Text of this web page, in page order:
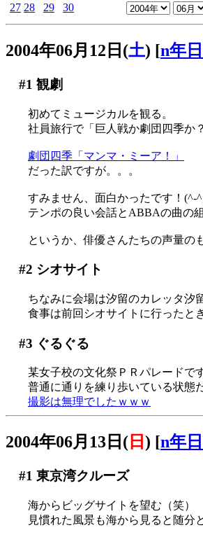
27 28 29 30
2004年06月12日(土) [n年
#1 観劇
初めてミュージカルを観る。
社員旅行で「巨人戦か劇団四季か
劇団四季「マンマ・ミーア！」
だった訳ですが。。。
すみません、面白かったです！(^-
テンポの良い会話とABBAの曲の
というか、俳優さんたちの声量の
#2 シオサイト
ちなみに会場は汐留のカレッタ汐
食事は前回シオサイトに行った
#3 ぐるぐる
某女子校の文化祭ＰＲパレードで
普通に通りを練り歩いている状態
撮影は無理でしたｗｗｗ
2004年06月13日( 日 ) [n年
#1 東京湾クルーズ
海からビッグサイトを望む（笑）
見慣れた風景も海から見ると随分